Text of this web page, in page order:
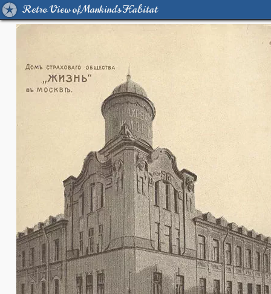
Retro View of Mankind's Habitat